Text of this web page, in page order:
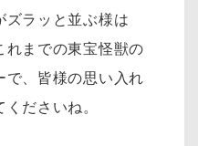
ズラッと並ぶ様は
れまでの東宝怪獣の
で、皆様の思い入れ
ださいね。